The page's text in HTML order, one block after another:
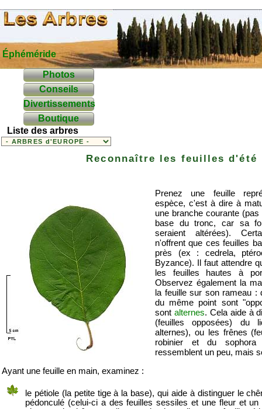
Éphéméride
Photos
Conseils
Divertissements
Boutique
Liste des arbres
Reconnaître les feuilles d'été
Prenez une feuille
espèce, c'est à dire à
une branche courante
base du tronc, car sa
seraient altérées).
n'offrent que ces feuilles
près (ex : cedrela,
Byzance). Il faut attendre
les feuilles hautes à
Observez également la
la feuille sur son rameau :
du même point sont
sont alternes. Cela aide à
(feuilles opposées) du
alternes), ou les frênes
robinier et du sophora
ressemblent un peu, mais
Ayant une feuille en main, examinez :
le pétiole (la petite tige à la base), qui aide à distinguer le
pédonculé (celui-ci a des feuilles sessiles et une fleur et un